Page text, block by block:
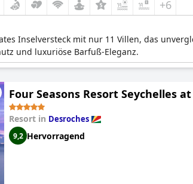
+6
Inselversteck mit nur 11 Villen, das
und luxuriöse Barfuß-Eleganz.
Four Seasons Resort Seychelles
Resort in Desroches
9,2 Hervorragend